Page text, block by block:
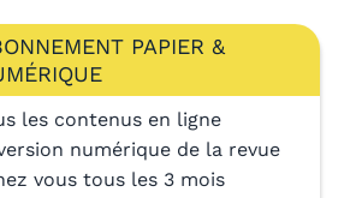
PAPIER &
les contenus en ligne
numérique de la revue
vous tous les 3 mois